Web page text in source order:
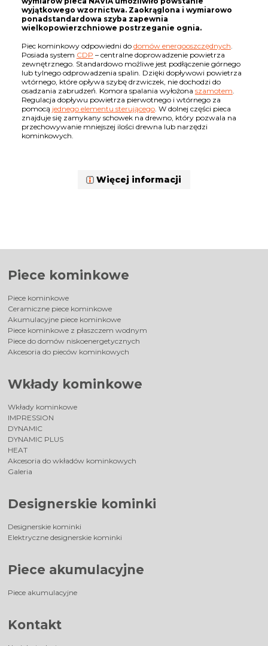
wyjątkowego wzornictwa. Zaokrąglona i wymiarowo
ponadstandardowa szyba zapewnia
wielkopowierzchniowe postrzeganie ognia.
Piec kominkowy odpowiedni do domów energooszczędnych
Posiada system CDP – centralne doprowadzenie powietrza
zewnętrznego. Standardowo możliwe jest podłączenie górnego
lub tylnego odprowadzenia spalin. Dzięki dopływowi powietrza
wtórnego, które opływa szybę drzwiczek, nie dochodzi do
osadzania zabrudzeń. Komora spalania wyłożona szamotem
Regulacja dopływu powietrza pierwotnego i wtórnego za
pomocą jednego elementu sterującego. W dolnej części pieca
znajduje się zamykany schowek na drewno, który pozwala na
przechowywanie mniejszej ilości drewna lub narzędzi
kominkowych.
Więcej informacji
Piece kominkowe
Piece kominkowe
Ceramiczne piece kominkowe
Akumulacyjne piece kominkowe
Piece kominkowe z płaszczem wodnym
Piece do domów niskoenergetycznych
Akcesoria do pieców kominkowych
Wkłady kominkowe
Wkłady kominkowe
IMPRESSION
DYNAMIC
DYNAMIC PLUS
HEAT
Akcesoria do wkładów kominkowych
Galeria
Designerskie kominki
Designerskie kominki
Elektryczne designerskie kominki
Piece akumulacyjne
Piece akumulacyjne
Kontakt